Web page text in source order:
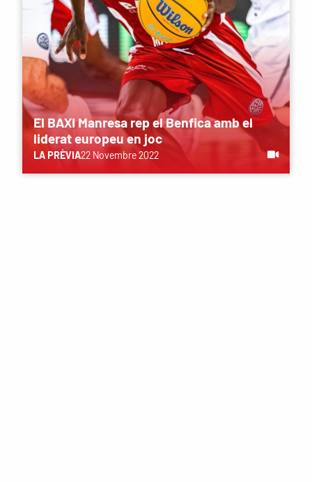
El BAXI Manresa rep el Benfica amb el
liderat europeu en joc
LA PRÈVIA22 Novembre 2022